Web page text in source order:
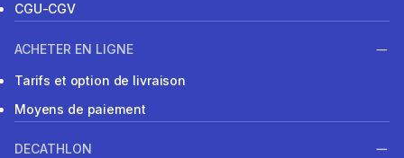
CGU-CGV
ACHETER EN LIGNE
Tarifs et option de livraison
Moyens de paiement
DECATHLON